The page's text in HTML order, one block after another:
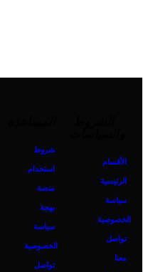
شروط
استخدام
منصة
بهجة
سياسة
الخصوصية
تواصل
الأقسام
الرئيسية
سياسة
الخصوصية
تواصل
معنا